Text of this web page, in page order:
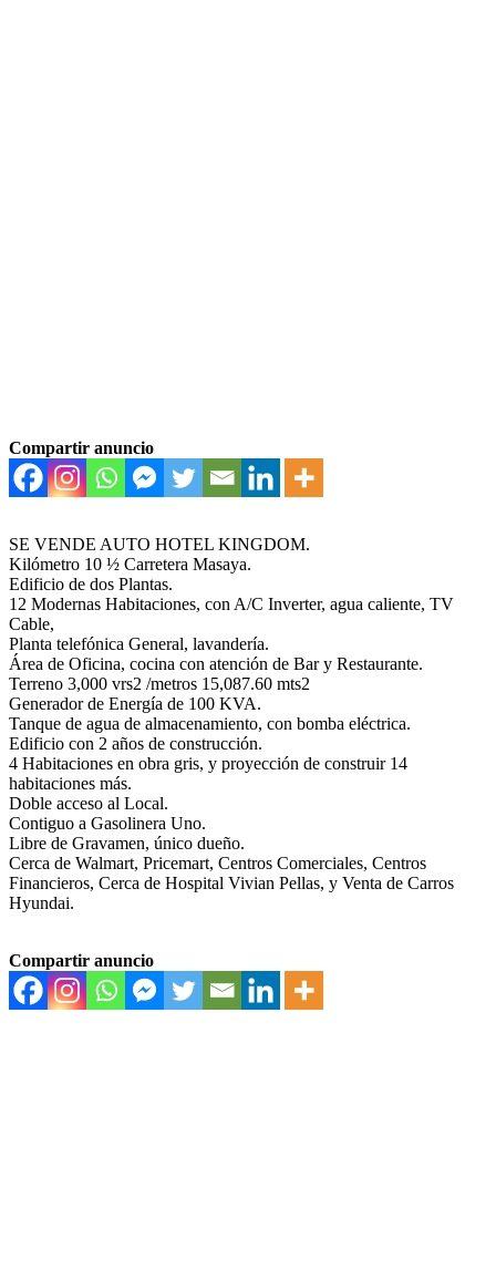
Compartir anuncio
SE VENDE AUTO HOTEL KINGDOM.
Kilómetro 10 ½ Carretera Masaya.
Edificio de dos Plantas.
12 Modernas Habitaciones, con A/C Inverter, agua caliente, TV
Cable,
Planta telefónica General, lavandería.
Área de Oficina, cocina con atención de Bar y Restaurante.
Terreno 3,000 vrs2 /metros 15,087.60 mts2
Generador de Energía de 100 KVA.
Tanque de agua de almacenamiento, con bomba eléctrica.
Edificio con 2 años de construcción.
4 Habitaciones en obra gris, y proyección de construir 14
habitaciones más.
Doble acceso al Local.
Contiguo a Gasolinera Uno.
Libre de Gravamen, único dueño.
Cerca de Walmart, Pricemart, Centros Comerciales, Centros
Financieros, Cerca de Hospital Vivian Pellas, y Venta de Carros
Hyundai.
Compartir anuncio